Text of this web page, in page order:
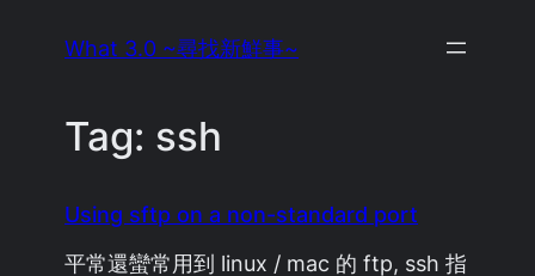
What 3.0 ~尋找新鮮事~
Tag: ssh
Using sftp on a non-standard port
平常還蠻常用到 linux / mac 的 ftp, ssh 指